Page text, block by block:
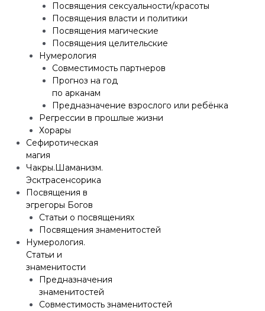
Посвящения сексуальности/красоты
Посвящения власти и политики
Посвящения магические
Посвящения целительские
Нумерология
Совместимость партнеров
Прогноз на год
по арканам
Предназначение взрослого или ребёнка
Регрессии в прошлые жизни
Хорары
Сефиротическая
магия
Чакры.Шаманизм.
Эсктрасенсорика
Посвящения в
эгрегоры Богов
Статьи о посвящениях
Посвящения знаменитостей
Нумерология.
Статьи и
знаменитости
Предназначения
знаменитостей
Совместимость знаменитостей